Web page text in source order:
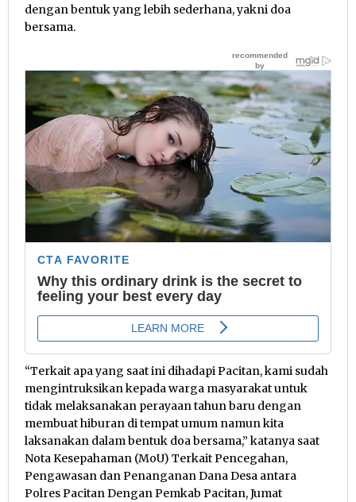
dengan bentuk yang lebih sederhana, yakni doa
bersama.
“Terkait apa yang saat ini dihadapi Pacitan, kami sudah
mengintruksikan kepada warga masyarakat untuk
tidak melaksanakan perayaan tahun baru dengan
membuat hiburan di tempat umum namun kita
laksanakan dalam bentuk doa bersama,” katanya saat
Nota Kesepahaman (MoU) Terkait Pencegahan,
Pengawasan dan Penanganan Dana Desa antara
Polres Pacitan Dengan Pemkab Pacitan, Jumat